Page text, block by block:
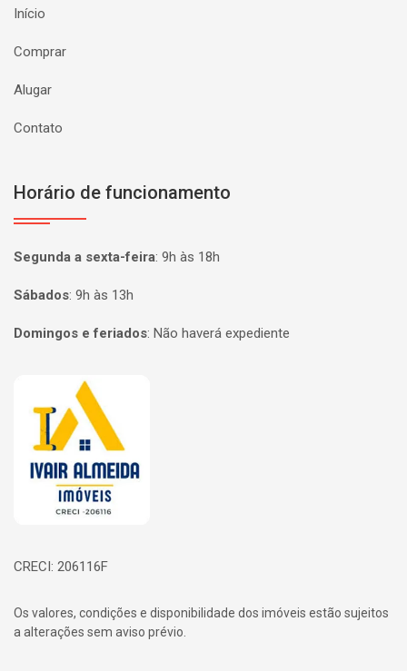
Início
Comprar
Alugar
Contato
Horário de funcionamento
Segunda a sexta-feira: 9h às 18h
Sábados: 9h às 13h
Domingos e feriados: Não haverá expediente
Página inicial
CRECI: 206116F
Os valores, condições e disponibilidade dos imóveis estão sujeitos
a alterações sem aviso prévio.